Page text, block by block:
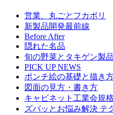
営業、丸ごとフカボリ
新製品開発最前線
Before After
隠れた名品
旬の野菜とタキゲン製品
PICK UP NEWS
ポンチ絵の基礎と描き
図面の見方・書き方
キャビネット工業会規
ズバッとお悩み解決 テ